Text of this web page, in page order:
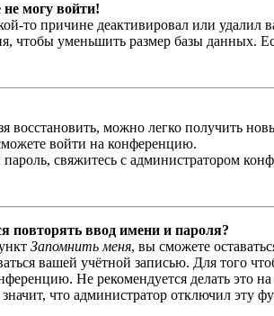
могу войти!
то причине деактивировал или удалил
чтобы уменьшить размер базы данных.
восстановить, можно легко получить
войти на конференцию.
свяжитесь с администратором
повторять ввод имени и пароля?
Запомнить меня, вы сможете
вашей учётной записью. Для того
Не рекомендуется делать это
значит, что администратор отключил эту